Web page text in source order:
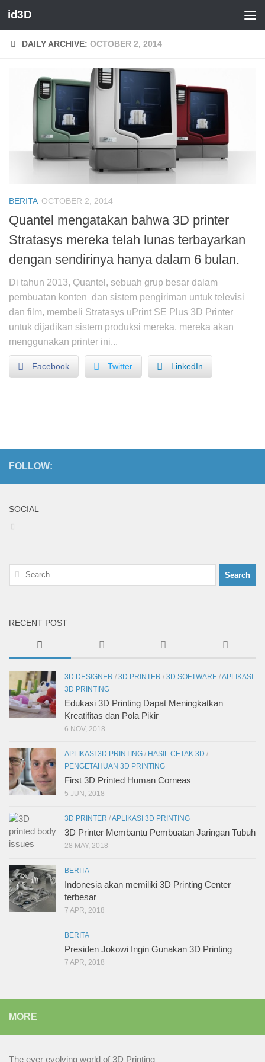
Skip to content
id3D
DAILY ARCHIVE: OCTOBER 2, 2014
BERITA OCTOBER 2, 2014
Quantel mengatakan bahwa 3D printer
Stratasys mereka telah lunas terbayarkan
dengan sendirinya hanya dalam 6 bulan.
Di tahun 2013, Quantel, sebuah grup besar dalam
pembuatan konten dan sistem pengiriman untuk televisi
dan film, membeli Stratasys uPrint SE Plus 3D Printer
untuk dijadikan sistem produksi mereka. mereka akan
menggunakan printer ini...
Facebook Twitter LinkedIn
FOLLOW:
SOCIAL
Search
for:
RECENT POST
3D DESIGNER / 3D PRINTER / 3D SOFTWARE /APLIKASI
3D PRINTING
Edukasi 3D Printing Dapat Meningkatkan
Kreatifitas dan Pola Pikir
6 NOV, 2018
APLIKASI 3D PRINTING / HASIL CETAK 3D /
PENGETAHUAN 3D PRINTING
First 3D Printed Human Corneas
5 JUN, 2018
3D PRINTER /APLIKASI 3D PRINTING
3D Printer Membantu Pembuatan Jaringan Tubuh
28 MAY, 2018
BERITA
Indonesia akan memiliki 3D Printing Center
terbesar
7 APR, 2018
BERITA
Presiden Jokowi Ingin Gunakan 3D Printing
7 APR, 2018
MORE
The ever evolving world of 3D Printing